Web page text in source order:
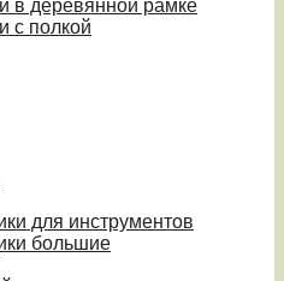
в деревянной рамке
с полкой
для инструментов
большие